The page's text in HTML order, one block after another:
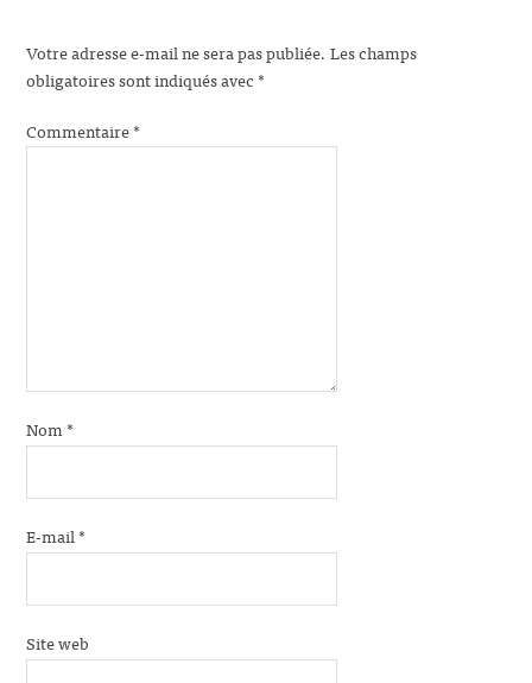
Votre adresse e-mail ne sera pas publiée. Les champs
obligatoires sont indiqués avec*
Commentaire*
Nom*
E-mail*
Site web